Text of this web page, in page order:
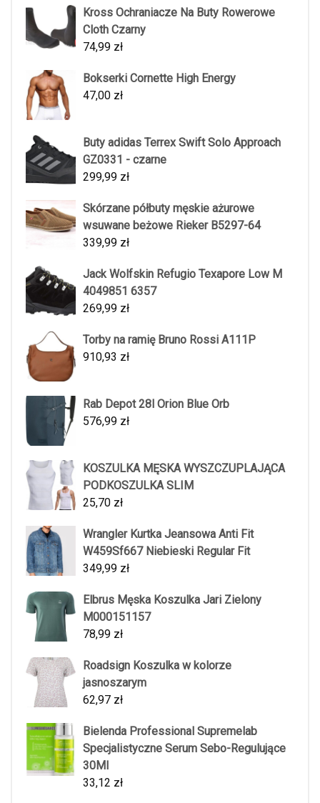
Kross Ochraniacze Na Buty Rowerowe
Cloth Czarny
74,99 zł
Bokserki Cornette High Energy
47,00 zł
Buty adidas Terrex Swift Solo Approach
GZ0331 - czarne
299,99 zł
Skórzane półbuty męskie ażurowe
wsuwane beżowe Rieker B5297-64
339,99 zł
Jack Wolfskin Refugio Texapore Low M
4049851 6357
269,99 zł
Torby na ramię Bruno Rossi A111P
910,93 zł
Rab Depot 28l Orion Blue Orb
576,99 zł
KOSZULKA MĘSKA WYSZCZUPLAJĄCA
PODKOSZULKA SLIM
25,70 zł
Wrangler Kurtka Jeansowa Anti Fit
W459Sf667 Niebieski Regular Fit
349,99 zł
Elbrus Męska Koszulka Jari Zielony
M000151157
78,99 zł
Roadsign Koszulka w kolorze
jasnoszarym
62,97 zł
Bielenda Professional Supremelab
Specjalistyczne Serum Sebo-Regulujące
30Ml
33,12 zł